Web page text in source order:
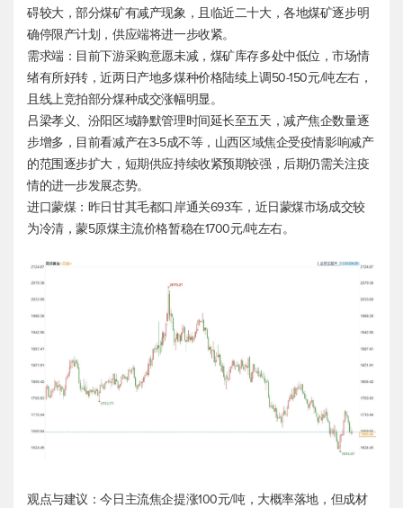
碍较大，部分煤矿有减产现象，且临近二十大，各地煤矿逐步明
确停限产计划，供应端将进一步收紧。
需求端：目前下游采购意愿未减，煤矿库存多处中低位，市场情
绪有所好转，近两日产地多煤种价格陆续上调50-150元/吨左右，
且线上竞拍部分煤种成交涨幅明显。
吕梁孝义、汾阳区域静默管理时间延长至五天，减产焦企数量逐
步增多，目前看减产在3-5成不等，山西区域焦企受疫情影响减产
的范围逐步扩大，短期供应持续收紧预期较强，后期仍需关注疫
情的进一步发展态势。
进口蒙煤：昨日甘其毛都口岸通关693车，近日蒙煤市场成交较
为冷清，蒙5原煤主流价格暂稳在1700元/吨左右。
观点与建议：今日主流焦企提涨100元/吨，大概率落地，但成材